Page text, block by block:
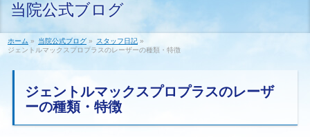
当院公式ブログ
ホーム » 当院公式ブログ » スタッフ日記 »
ジェントルマックスプロプラスのレーザーの種類・特徴
ジェントルマックスプロプラスのレーザ
ーの種類・特徴